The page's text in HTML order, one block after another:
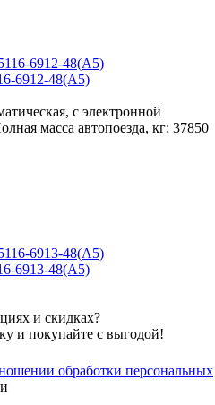
6912-48(A5)
с электронной
масса автопоезда, кг: 37850
6913-48(A5)
и скидках?
и покупайте с выгодой!
обработки персональных